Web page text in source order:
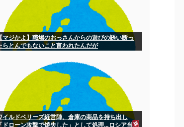
【マジかよ】職場のおっさんからの遊びの誘い断っ
らとんでもないこと言われたんだが
イルドベリーズ経営陣、倉庫の商品を持ち出し
「ドローン攻撃で焼失した」として処理…ロシア当局